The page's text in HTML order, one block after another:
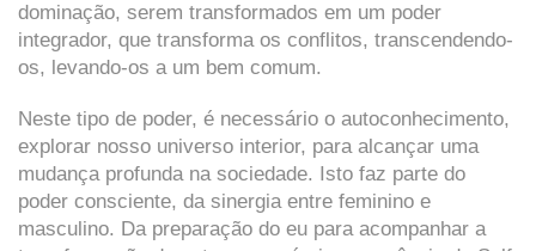
dominação, serem transformados em um poder
integrador, que transforma os conflitos, transcendendo-
os, levando-os a um bem comum.
Neste tipo de poder, é necessário o autoconhecimento,
explorar nosso universo interior, para alcançar uma
mudança profunda na sociedade. Isto faz parte do
poder consciente, da sinergia entre feminino e
masculino. Da preparação do eu para acompanhar a